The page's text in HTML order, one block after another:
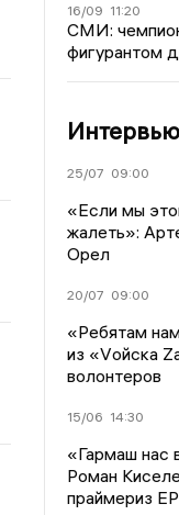
16/09 11:20
СМИ:
фигурантом
Интервью
25/07 09:00
«Если мы
жалеть»:
Орел
20/07 09:00
«Ребятам
из «Vойска
волонтеров
15/06 14:30
«Гармаш нас
Роман
праймериз